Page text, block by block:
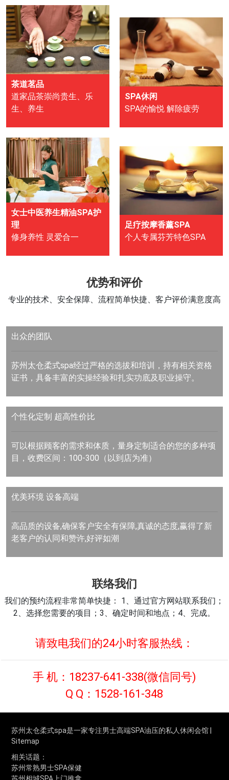
茶道茗品
道家品茶崇尚贵生、乐
生、养生
SPA休闲
SPA的愉悦 解除疲劳
女士中医养生精油SPA护
理
修身养性 灵爱合一
足疗按摩香薰SPA
个人专属芬芳特色SPA
优势和评价
专业的技术、安全保障、流程简单快捷、客户评价满意度高
出众的团队
苏州太仓柔式spa经过严格的选拔和培训，持有相关资格
证书，具备丰富的实操经验和扎实功底及职业操守。
个性化定制 超高性价比
可以根据顾客的需求和体质，量身定制适合的您的多种项
目，收费区间：100-300（以到店为准）
优美环境 设备高端
高品质的设备,确保客户安全有保障,真诚的态度,赢得了新
老客户的认同和赞许,好评如潮
联络我们
我们的预约流程非常简单快捷： 1、通过官方网站联系我们；
2、选择您需要的项目；3、确定时间和地点；4、完成。
请致电我们的24小时客服热线：
手 机： 18237-641-338(微信同号)
Q Q： 1528-161-348
苏州太仓柔式spa是一家专注男士高端SPA油压的私人休闲会馆 |
Sitemap
相关话题：
苏州常熟男士SPA保健